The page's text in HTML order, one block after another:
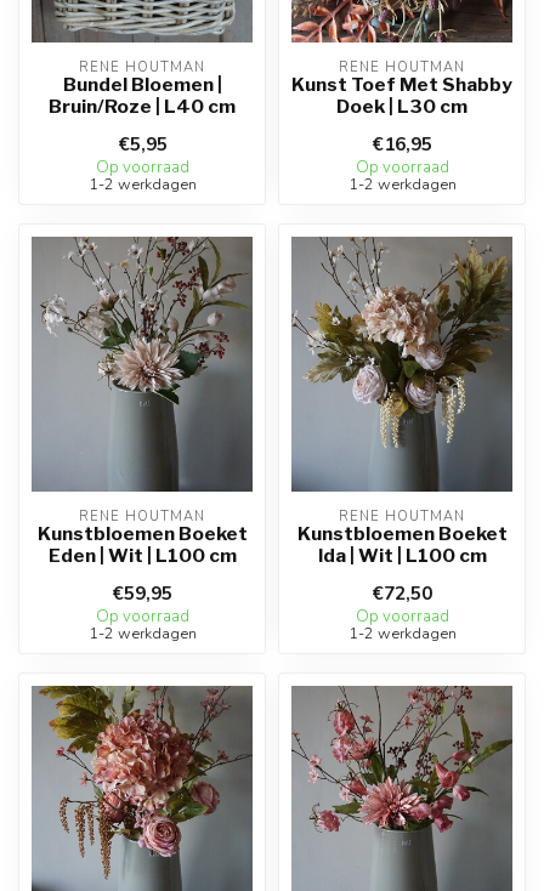
RENE HOUTMAN
Bundel Bloemen |
Bruin/Roze | L40 cm
€5,95
Op voorraad
1-2 werkdagen
RENE HOUTMAN
Kunst Toef Met Shabby
Doek | L30 cm
€16,95
Op voorraad
1-2 werkdagen
RENE HOUTMAN
Kunstbloemen Boeket
Eden | Wit | L100 cm
€59,95
Op voorraad
1-2 werkdagen
RENE HOUTMAN
Kunstbloemen Boeket
Ida | Wit | L100 cm
€72,50
Op voorraad
1-2 werkdagen